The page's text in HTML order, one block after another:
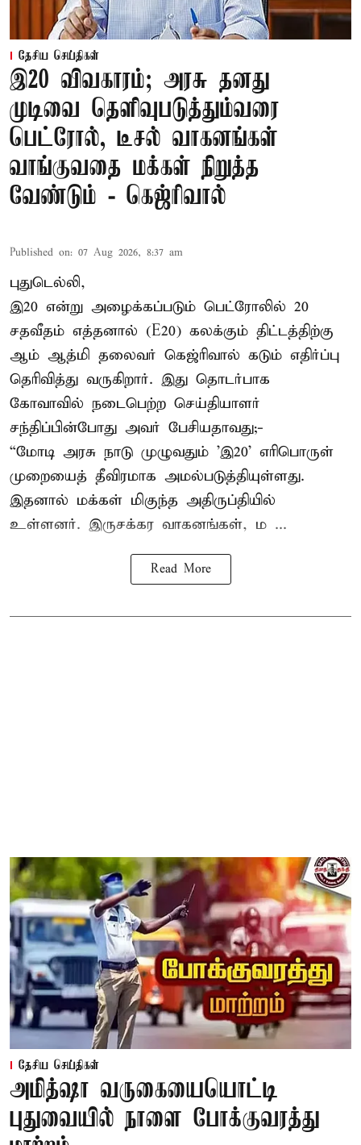
தேசிய செய்திகள்
இ20 விவகாரம்; அரசு தனது
முடிவை தெளிவுபடுத்தும்வரை
பெட்ரோல், டீசல் வாகனங்கள்
வாங்குவதை மக்கள் நிறுத்த
வேண்டும் - கெஜ்ரிவால்
Published on: 07 Aug 2026, 8:37 am
புதுடெல்லி,
இ20 என்று அழைக்கப்படும் பெட்ரோலில் 20
சதவீதம் எத்தனால் (E20) கலக்கும் திட்டத்திற்கு
ஆம் ஆத்மி தலைவர் கெஜ்ரிவால் கடும் எதிர்ப்பு
தெரிவித்து வருகிறார். இது தொடர்பாக
கோவாவில் நடைபெற்ற செய்தியாளர்
சந்திப்பின்போது அவர் பேசியதாவது;-
“மோடி அரசு நாடு முழுவதும் 'இ20’ எரிபொருள்
முறையைத் தீவிரமாக அமல்படுத்தியுள்ளது.
இதனால் மக்கள் மிகுந்த அதிருப்தியில்
உள்ளனர். இருசக்கர வாகனங்கள், ம ...
Read More
தேசிய செய்திகள்
அமித்ஷா வருகையையொட்டி
புதுவையில் நாளை போக்குவரத்து